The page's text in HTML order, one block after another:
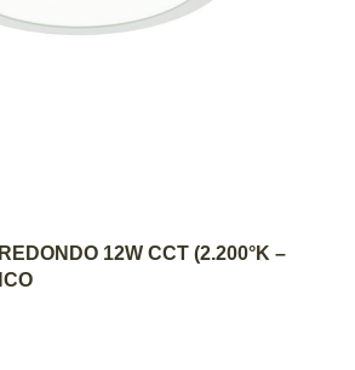
AL CARRITO
12W CCT (2.200°K –